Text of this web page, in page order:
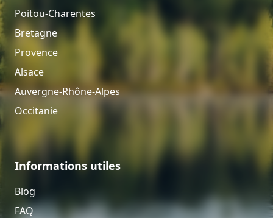
Poitou-Charentes
Bretagne
Provence
Alsace
Auvergne-Rhône-Alpes
Occitanie
Informations utiles
Blog
FAQ